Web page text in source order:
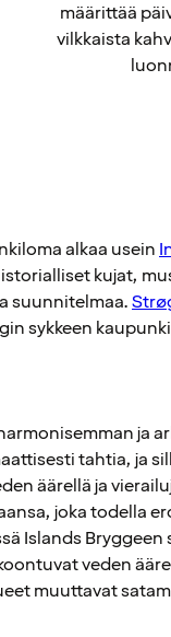
määrittää
vilkkaista
alkaa usein
kujat,
suunnitelmaa.
sykkeen
ja
tahtia, ja
äärellä ja
joka todella
Islands
veden
muuttavat